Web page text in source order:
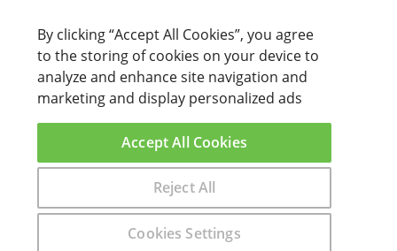
Encuentra aquí el curso que buscas
CENTROS DE FORMACIÓN
Anunciar cursos
USUARIOS
Aviso legal
By clicking “Accept All Cookies”, you agree
to the storing of cookies on your device to
analyze and enhance site navigation and
marketing and display personalized ads
Cookies Settings
Reject All
Accept All Cookies